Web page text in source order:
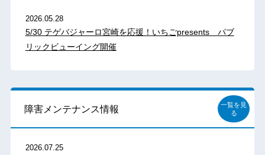
2026.05.28
5/30 テゲバジャーロ宮崎を応援！いちごpresents パブ
リックビューイング開催
障害メンテナンス情報
一覧を見
る
2026.07.25